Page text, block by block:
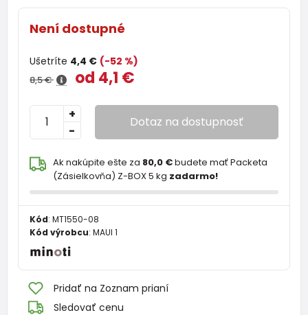
Není dostupné
Ušetríte 4,4 € (-52 %)
8,5 € od 4,1 €
-
+ Dotaz na dostupnosť
Ak nakúpite ešte za 80,0 €budete mať Packeta
(Zásielkovňa) Z-BOX 5 kg zadarmo!
Kód: MT1550-08
Kód výrobcu: MAUI 1
Pridať na Zoznam prianí
Sledovať cenu